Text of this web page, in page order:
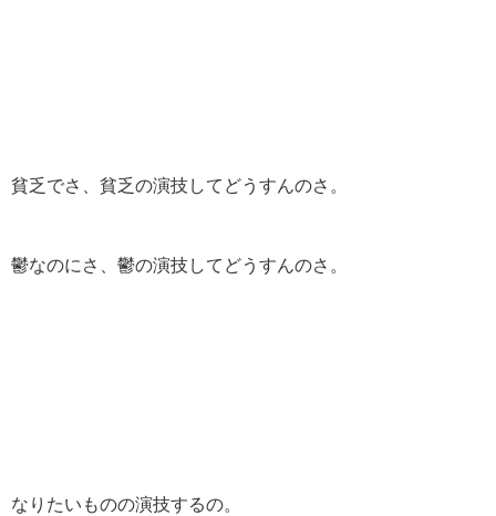
貧乏でさ、貧乏の演技してどうすんのさ。
鬱なのにさ、鬱の演技してどうすんのさ。
なりたいものの演技するの。